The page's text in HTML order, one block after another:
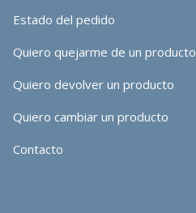
Estado del pedido
Quiero quejarme de un producto
Quiero devolver un producto
Quiero cambiar un producto
Contacto